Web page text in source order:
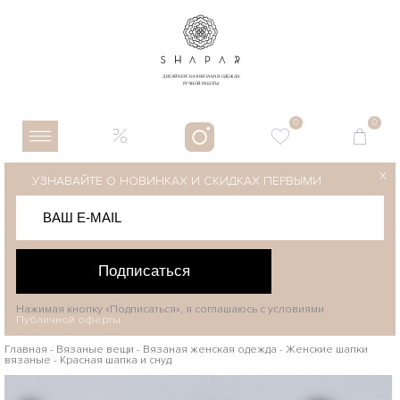
0 0
УЗНАВАЙТЕ О НОВИНКАХ И СКИДКАХ ПЕРВЫМИ
Подписаться
X
Нажимая кнопку «Подписаться», я соглашаюсь с условиями
Публичной оферты
Главная - Вязаные вещи - Вязаная женская одежда - Женские шапки
вязаные - Красная шапка и снуд